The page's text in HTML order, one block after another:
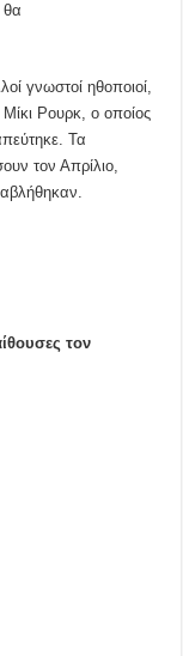
θα
γνωστοί ηθοποιοί,
Ρουρκ, ο οποίος
Τα
τον Απρίλιο,
τον